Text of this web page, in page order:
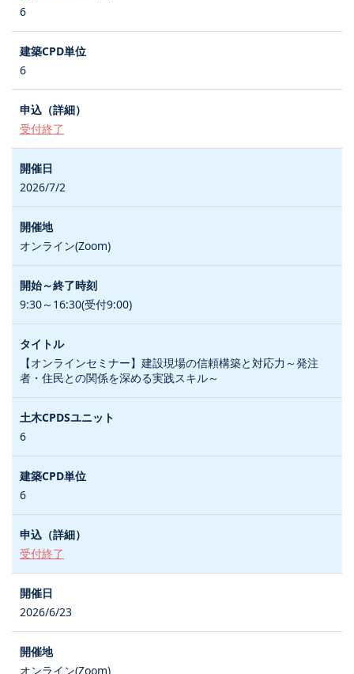
6
6
受付終了
2026/7/2
オンライン(Zoom)
9:30～16:30(受付9:00)
【オンラインセミナー】建設現場の信頼構築と対応力～発注
者・住民との関係を深める実践スキル～
6
6
受付終了
2026/6/23
オンライン(Zoom)